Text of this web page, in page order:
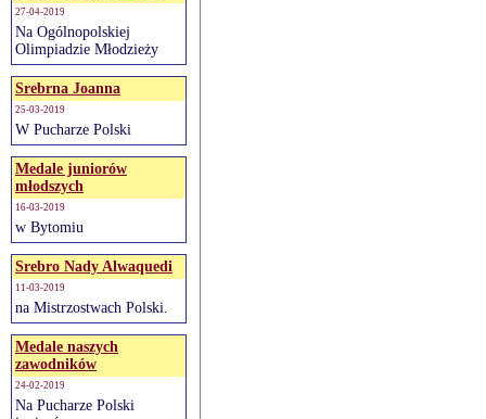
27-04-2019
Na Ogólnopolskiej
Olimpiadzie Młodzieży
Srebrna Joanna
25-03-2019
W Pucharze Polski
Medale juniorów
młodszych
16-03-2019
w Bytomiu
Srebro Nady Alwaquedi
11-03-2019
na Mistrzostwach Polski.
Medale naszych
zawodników
24-02-2019
Na Pucharze Polski